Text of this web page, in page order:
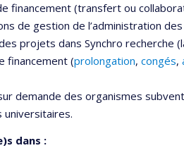
financement (transfert ou
de gestion de l’administration
projets dans Synchro recherche
financement (prolongation, congés,
demande des organismes
dans :